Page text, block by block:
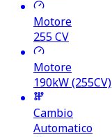
Motore
255CV
Motore
190kW (255CV)
Cambio
Automatico